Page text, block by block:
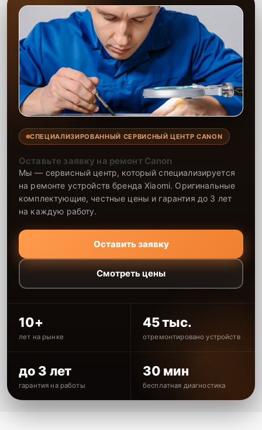
СПЕЦИАЛИЗИРОВАННЫЙ СЕРВИСНЫЙ ЦЕНТР CANON
Оставьте заявку на ремонт Canon
Мы — сервисный центр, который специализируется
на ремонте устройств бренда Xiaomi. Оригинальные
комплектующие, честные цены и гарантия до 3 лет
на каждую работу.
Оставить заявку
Смотреть цены
10+
лет на рынке
45 тыс.
отремонтировано устройств
до 3 лет
гарантия на работы
30 мин
бесплатная диагностика